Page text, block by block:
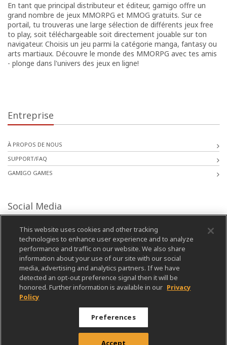
En tant que principal distributeur et éditeur, gamigo offre un
grand nombre de jeux MMORPG et MMOG gratuits. Sur ce
portail, tu trouveras une large sélection de différents jeux free
to play, soit téléchargeable soit directement jouable sur ton
navigateur. Choisis un jeu parmi la catégorie manga, fantasy ou
arts martiaux. Découvre le monde des MMORPG avec tes amis
- plonge dans l'univers des jeux en ligne!
Entreprise
À PROPOS DE NOUS
SUPPORT/FAQ
GAMIGO GAMES
Social Media
Published by gamigo AG. All rights reserved. © 2003-2026
This website uses cookies and other tracking
technologies to enhance user experience and to analyze
performance and traffic on our website. We also share
information about your use of our site with our social
media, advertising and analytics partners. If we have
detected an opt-out preference signal then it will be
honored. Further information is available in our Privacy
Policy
Preferences
Accept